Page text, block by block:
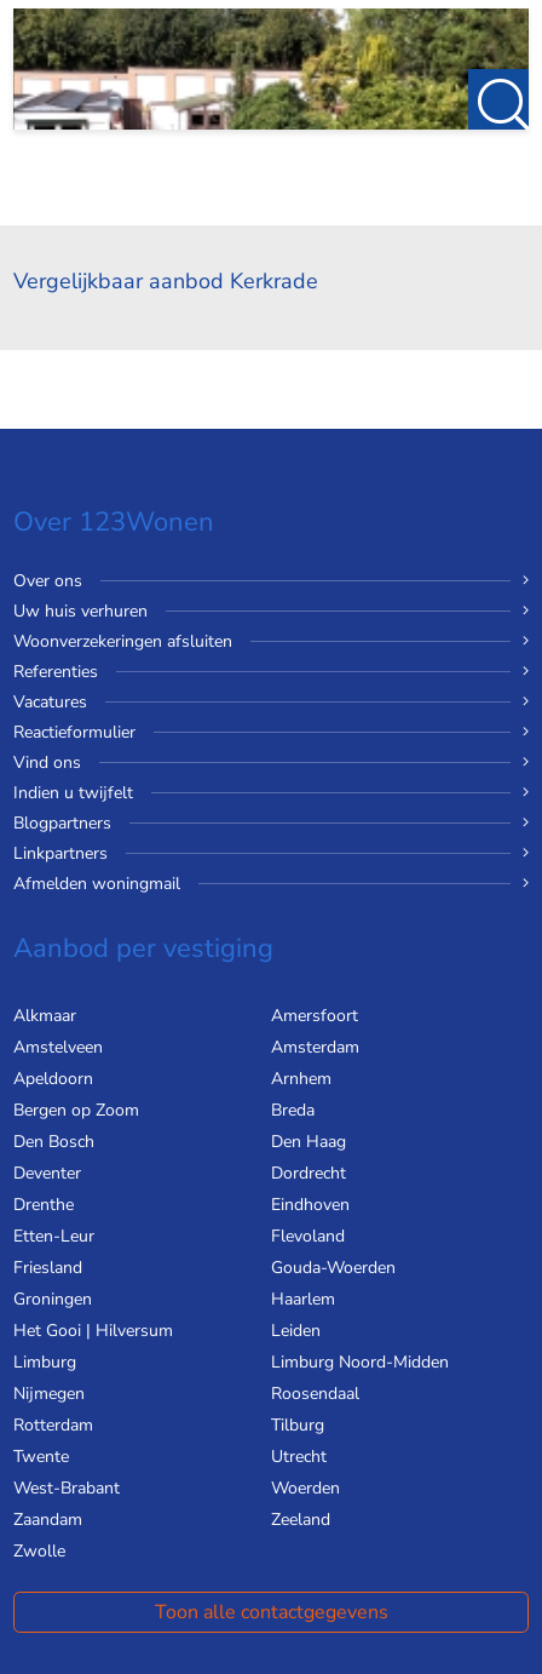
Vergelijkbaar aanbod Kerkrade
Over 123Wonen
Over ons
Uw huis verhuren
Woonverzekeringen afsluiten
Referenties
Vacatures
Reactieformulier
Vind ons
Indien u twijfelt
Blogpartners
Linkpartners
Afmelden woningmail
Aanbod per vestiging
Alkmaar
Amersfoort
Amstelveen
Amsterdam
Apeldoorn
Arnhem
Bergen op Zoom
Breda
Den Bosch
Den Haag
Deventer
Dordrecht
Drenthe
Eindhoven
Etten-Leur
Flevoland
Friesland
Gouda-Woerden
Groningen
Haarlem
Het Gooi | Hilversum
Leiden
Limburg
Limburg Noord-Midden
Nijmegen
Roosendaal
Rotterdam
Tilburg
Twente
Utrecht
West-Brabant
Woerden
Zaandam
Zeeland
Zwolle
Toon alle contactgegevens